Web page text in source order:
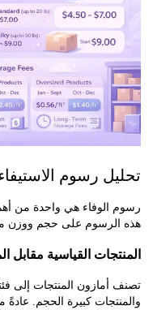
رسوم الاستيفاء من
على حجم ووزن منتجك.
القياسية مقابل
المنتجات إلى فئتين:
كبيرة الحجم. عادةً ما